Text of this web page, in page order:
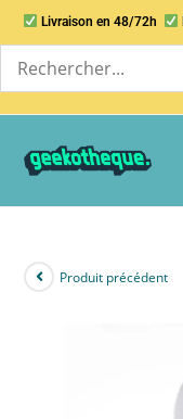
Livraison en 48/72h
Produit précédent